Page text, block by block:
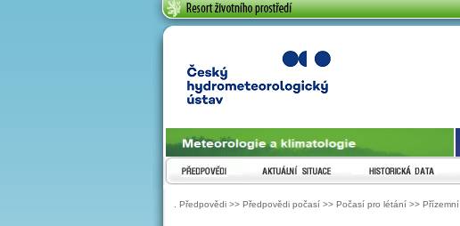
ČESKÝ HYDROMETEOROLOGICKÝ ÚSTAV
PŘEDPOVĚDI AKTUÁLNÍ SITUACE HISTORICKÁ DATA
. Předpovědi >> Předpovědi počasí >> Počasí pro létání >>